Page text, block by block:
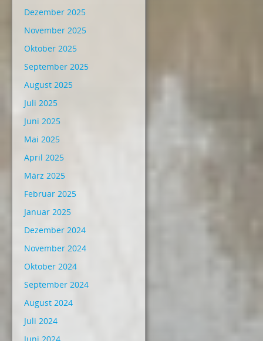
Dezember 2025
November 2025
Oktober 2025
September 2025
August 2025
Juli 2025
Juni 2025
Mai 2025
April 2025
März 2025
Februar 2025
Januar 2025
Dezember 2024
November 2024
Oktober 2024
September 2024
August 2024
Juli 2024
Juni 2024